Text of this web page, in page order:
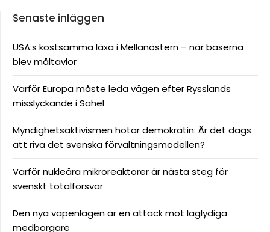
Senaste inläggen
USA:s kostsamma läxa i Mellanöstern – när baserna
blev måltavlor
Varför Europa måste leda vägen efter Rysslands
misslyckande i Sahel
Myndighetsaktivismen hotar demokratin: Är det dags
att riva det svenska förvaltningsmodellen?
Varför nukleära mikroreaktorer är nästa steg för
svenskt totalförsvar
Den nya vapenlagen är en attack mot laglydiga
medborgare